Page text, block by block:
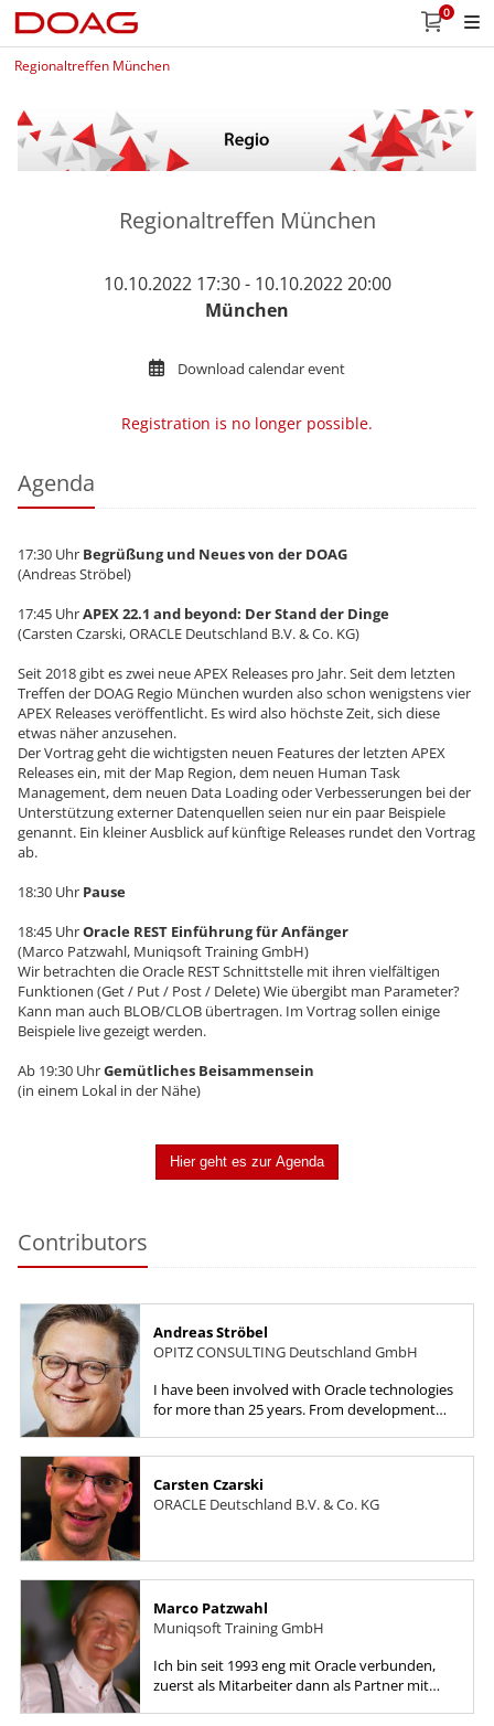
0
Regionaltreffen München
Regionaltreffen München
10.10.2022 17:30 - 10.10.2022 20:00
München
Download calendar event
Registration is no longer possible.
Agenda
17:30 Uhr Begrüßung und Neues von der DOAG
(Andreas Ströbel)
17:45 UhrAPEX 22.1 and beyond: Der Stand der Dinge
(Carsten Czarski, ORACLE Deutschland B.V. & Co. KG)
Seit 2018 gibt es zwei neue APEX Releases pro Jahr. Seit dem letzten
Treffen der DOAG Regio München wurden also schon wenigstens vier
APEX Releases veröffentlicht. Es wird also höchste Zeit, sich diese
etwas näher anzusehen.
Der Vortrag geht die wichtigsten neuen Features der letzten APEX
Releases ein, mit der Map Region, dem neuen Human Task
Management, dem neuen Data Loading oder Verbesserungen bei der
Unterstützung externer Datenquellen seien nur ein paar Beispiele
genannt. Ein kleiner Ausblick auf künftige Releases rundet den Vortrag
ab.
18:30 Uhr Pause
18:45 UhrOracle REST Einführung für Anfänger
(Marco Patzwahl, Muniqsoft Training GmbH)
Wir betrachten die Oracle REST Schnittstelle mit ihren vielfältigen
Funktionen (Get / Put / Post / Delete) Wie übergibt man Parameter?
Kann man auch BLOB/CLOB übertragen. Im Vortrag sollen einige
Beispiele live gezeigt werden.
Ab 19:30 UhrGemütliches Beisammensein
(in einem Lokal in der Nähe)
Hier geht es zur Agenda
Contributors
Andreas Ströbel
OPITZ CONSULTING Deutschland GmbH
I have been involved with Oracle technologies
for more than 25 years. From development
Carsten Czarski
ORACLE Deutschland B.V. & Co. KG
Marco Patzwahl
Muniqsoft Training GmbH
Ich bin seit 1993 eng mit Oracle verbunden,
zuerst als Mitarbeiter dann als Partner mit